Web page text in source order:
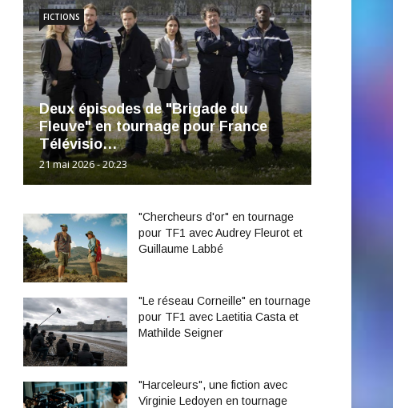
Deux épisodes de "Brigade du
Fleuve" en tournage pour France
Télévisio…
21 mai 2026 - 20:23
FICTIONS
"Chercheurs d'or" en tournage
pour TF1 avec Audrey Fleurot et
Guillaume Labbé
"Le réseau Corneille" en tournage
pour TF1 avec Laetitia Casta et
Mathilde Seigner
"Harceleurs", une fiction avec
Virginie Ledoyen en tournage